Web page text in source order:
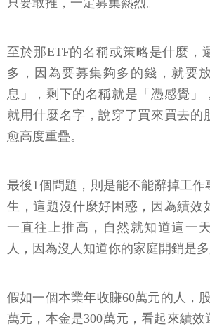
只要敢推，一定募集熱烈。
至於那ETF的名稱或策略是什麼，
多，因為要募集夠多的錢，就要
息」，剩下的名稱就是「憑感覺」
就用什麼名字，說穿了買來買去的
愈高度重疊。
最後1個問題，則是能不能辭掉工作
生，這題沒什麼好困惑，因為績效
一直往上推高，自然就知道這一
人，因為沒人知道你的家庭開銷是多
假如一個本業年收賺60萬元的人，
萬元，本金是300萬元，看起來績